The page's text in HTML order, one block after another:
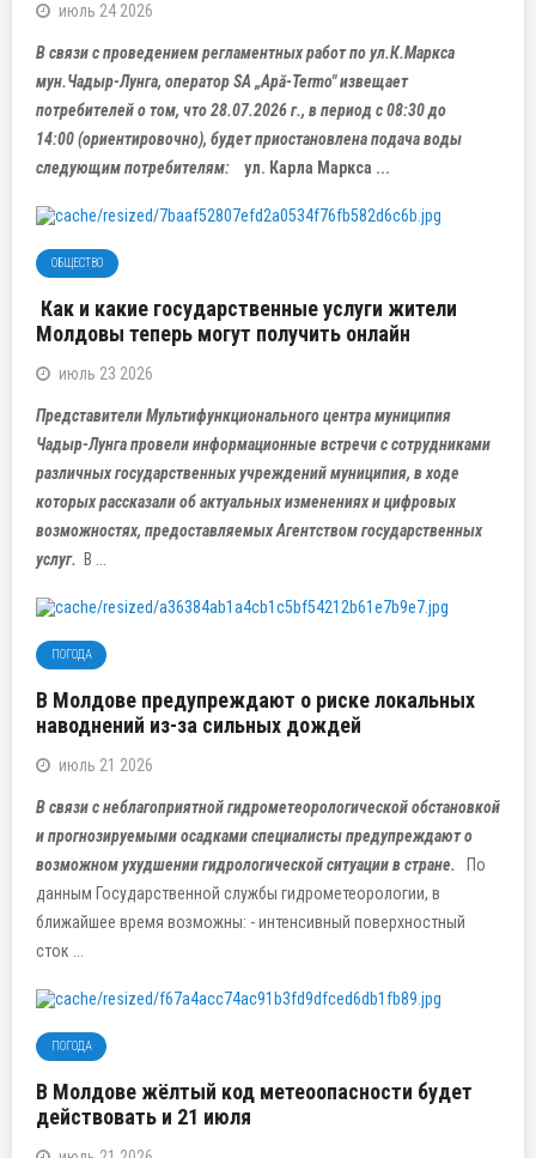
июль 24 2026
В связи с проведением регламентных работ по ул.К.Маркса
мун.Чадыр-Лунга, оператор SA „Apă-Termo" извещает
потребителей о том, что 28.07.2026 г., в период с 08:30 до
14:00 (ориентировочно), будет приостановлена подача воды
следующим потребителям:
ул. Карла Маркса ...
ОБЩЕСТВО
Как и какие государственные услуги жители
Молдовы теперь могут получить онлайн
июль 23 2026
Представители Мультифункционального центра муниципия
Чадыр-Лунга провели информационные встречи с сотрудниками
различных государственных учреждений муниципия, в ходе
которых рассказали об актуальных изменениях и цифровых
возможностях, предоставляемых Агентством государственных
услуг. В ...
ПОГОДА
В Молдове предупреждают о риске локальных
наводнений из-за сильных дождей
июль 21 2026
В связи с неблагоприятной гидрометеорологической обстановкой
и прогнозируемыми осадками специалисты предупреждают о
возможном ухудшении гидрологической ситуации в стране. По
данным Государственной службы гидрометеорологии, в
ближайшее время возможны: - интенсивный поверхностный
сток ...
ПОГОДА
В Молдове жёлтый код метеоопасности будет
действовать и 21 июля